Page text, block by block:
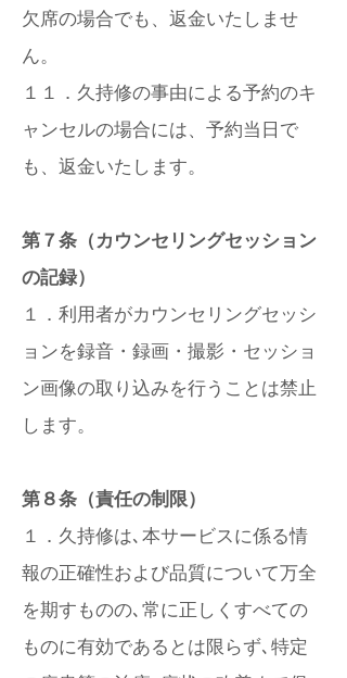
欠席の場合でも、返金いたしませ
ん。
１１．久持修の事由による予約のキ
ャンセルの場合には、予約当日で
も、返金いたします。
第７条（カウンセリングセッション
の記録）
１．利用者がカウンセリングセッシ
ョンを録音・録画・撮影・セッショ
ン画像の取り込みを行うことは禁止
します。
第８条（責任の制限）
１．久持修は､本サービスに係る情
報の正確性および品質について万全
を期すものの､常に正しくすべての
ものに有効であるとは限らず､特定